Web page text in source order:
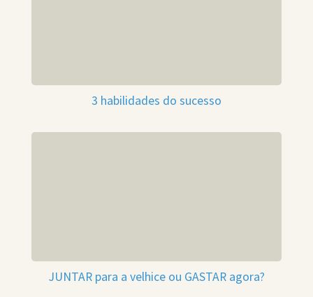
3 habilidades do sucesso
JUNTAR para a velhice ou GASTAR agora?